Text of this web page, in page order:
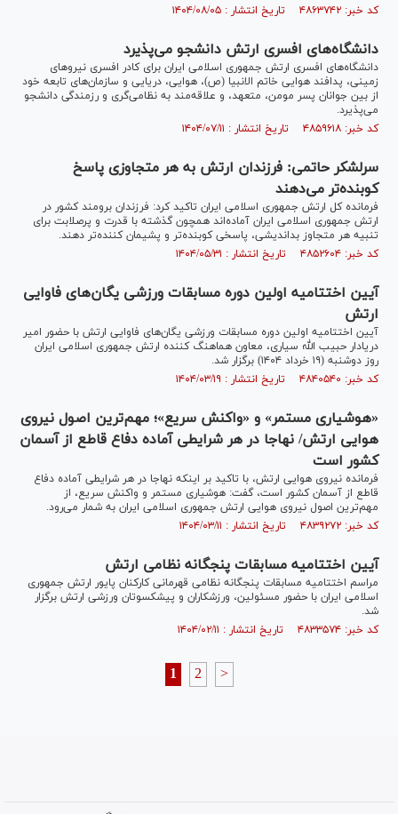
کد خبر: ۴۸۶۳۷۴۲ تاریخ انتشار : ۱۴۰۴/۰۸/۰۵
دانشگا‌ه‌های افسری ارتش دانشجو می‌پذیرد
دانشگاه‌های افسری ارتش جمهوری اسلامی ایران برای کادر افسری نیرو‌های
زمینی، پدافند هوایی خاتم الانبیا (ص)، هوایی، دریایی و سازمان‌های تابعه خود
از بین جوانان پسر مومن، متعهد، و علاقه‌مند به نظامی‌گری و رزمندگی دانشجو
می‌پذیرد.
کد خبر: ۴۸۵۹۶۱۸ تاریخ انتشار : ۱۴۰۴/۰۷/۱۱
سرلشکر حاتمی: فرزندان ارتش به هر متجاوزی پاسخ
کوبنده‌تر می‌دهند
فرمانده کل ارتش جمهوری اسلامی ایران تاکید کرد: فرزندان برومند کشور در
ارتش جمهوری اسلامی ایران آماده‌اند همچون گذشته با قدرت و پرصلابت برای
تنبیه هر متجاوز بداندیشی، پاسخی کوبنده‌تر و پشیمان کننده‌تر دهند.
کد خبر: ۴۸۵۲۶۰۴ تاریخ انتشار : ۱۴۰۴/۰۵/۳۱
آیین اختتامیه اولین دوره مسابقات ورزشی یگان‌های فاوایی
ارتش
آیین اختتامیه اولین دوره مسابقات ورزشی یگان‌های فاوایی ارتش با حضور امیر
دریادار حبیب الله سیاری، معاون هماهنگ کننده ارتش جمهوری اسلامی ایران
روز دوشنبه (۱۹ خرداد ۱۴۰۴) برگزار شد.
کد خبر: ۴۸۴۰۵۴۰ تاریخ انتشار : ۱۴۰۴/۰۳/۱۹
«هوشیاری مستمر» و «واکنش سریع»؛ مهم‌ترین اصول نیروی
هوایی ارتش/ نهاجا در هر شرایطی آماده دفاع قاطع از آسمان
کشور است
فرمانده نیروی هوایی ارتش، با تاکید بر اینکه نهاجا در هر شرایطی آماده دفاع
قاطع از آسمان کشور است، گفت: هوشیاری مستمر و واکنش سریع، از
مهم‌ترین اصول نیروی هوایی ارتش جمهوری اسلامی ایران به شمار می‌رود.
کد خبر: ۴۸۳۹۲۷۲ تاریخ انتشار : ۱۴۰۴/۰۳/۱۱
آیین اختتامیه مسابقات پنجگانه نظامی ارتش
مراسم اختتامیه مسابقات پنجگانه نظامی قهرمانی کارکنان پایور ارتش جمهوری
اسلامی ایران با حضور مسئولین، ورزشکاران و پیشکسوتان ورزشی ارتش برگزار
شد.
کد خبر: ۴۸۳۳۵۷۴ تاریخ انتشار : ۱۴۰۴/۰۲/۱۱
1 2 >